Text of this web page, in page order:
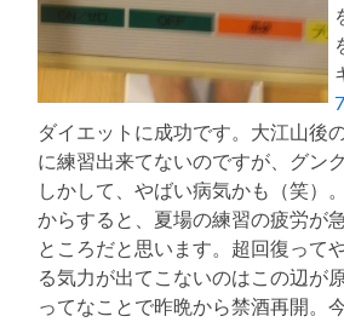
ダイエットに成功です。大江山後
に練習出来てないのですが、グン
しかして、やばい病気かも（笑）
からすると、夏場の練習の疲労が
ところだと思います。超回復って
る気力が出てこないのはこの辺が
ってなことで昨晩から禁酒再開。